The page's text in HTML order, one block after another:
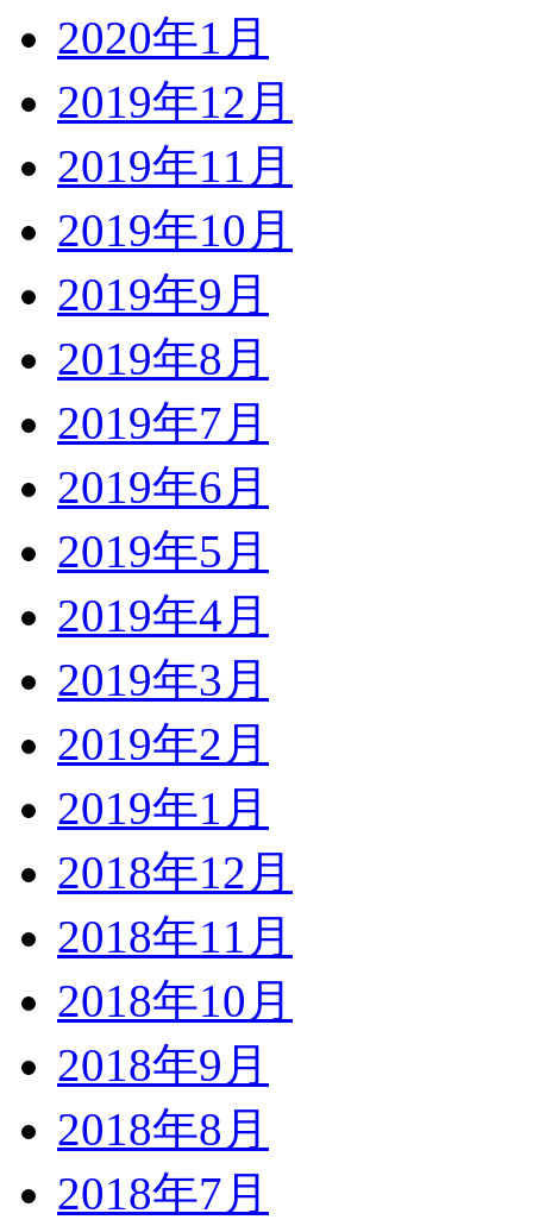
2020年1月
2019年12月
2019年11月
2019年10月
2019年9月
2019年8月
2019年7月
2019年6月
2019年5月
2019年4月
2019年3月
2019年2月
2019年1月
2018年12月
2018年11月
2018年10月
2018年9月
2018年8月
2018年7月